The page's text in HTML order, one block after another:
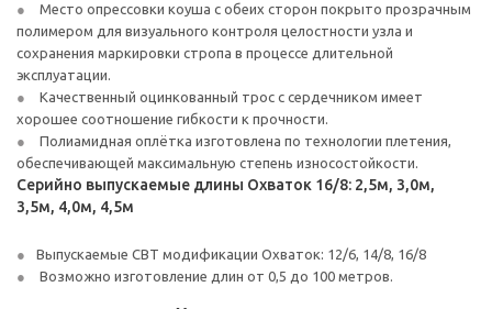
Место опрессовки коуша с обеих сторон покрыто прозрачным
полимером для визуального контроля целостности узла и
сохранения маркировки стропа в процессе длительной
эксплуатации.
Качественный оцинкованный трос с сердечником имеет
хорошее соотношение гибкости к прочности.
Полиамидная оплётка изготовлена по технологии плетения,
обеспечивающей максимальную степень износостойкости.
Серийно выпускаемые длины Охваток 16/8: 2,5м, 3,0м,
3,5м, 4,0м, 4,5м
Выпускаемые СВТ модификации Охваток: 12/6, 14/8, 16/8
Возможно изготовление длин от 0,5 до 100 метров.